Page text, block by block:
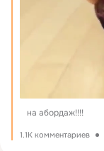
на абордаж!!!!
1.1K комментариев